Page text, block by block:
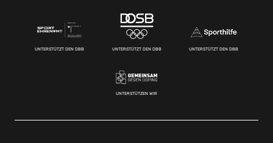
UNTERSTÜTZT DEN DBB UNTERSTÜTZT DEN DBB UNTERSTÜTZT DEN DBB
UNTERSTÜTZEN WIR